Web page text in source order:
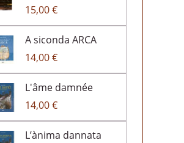
15,00 €
A siconda ARCA
14,00 €
L'âme damnée
14,00 €
L’ànima dannata